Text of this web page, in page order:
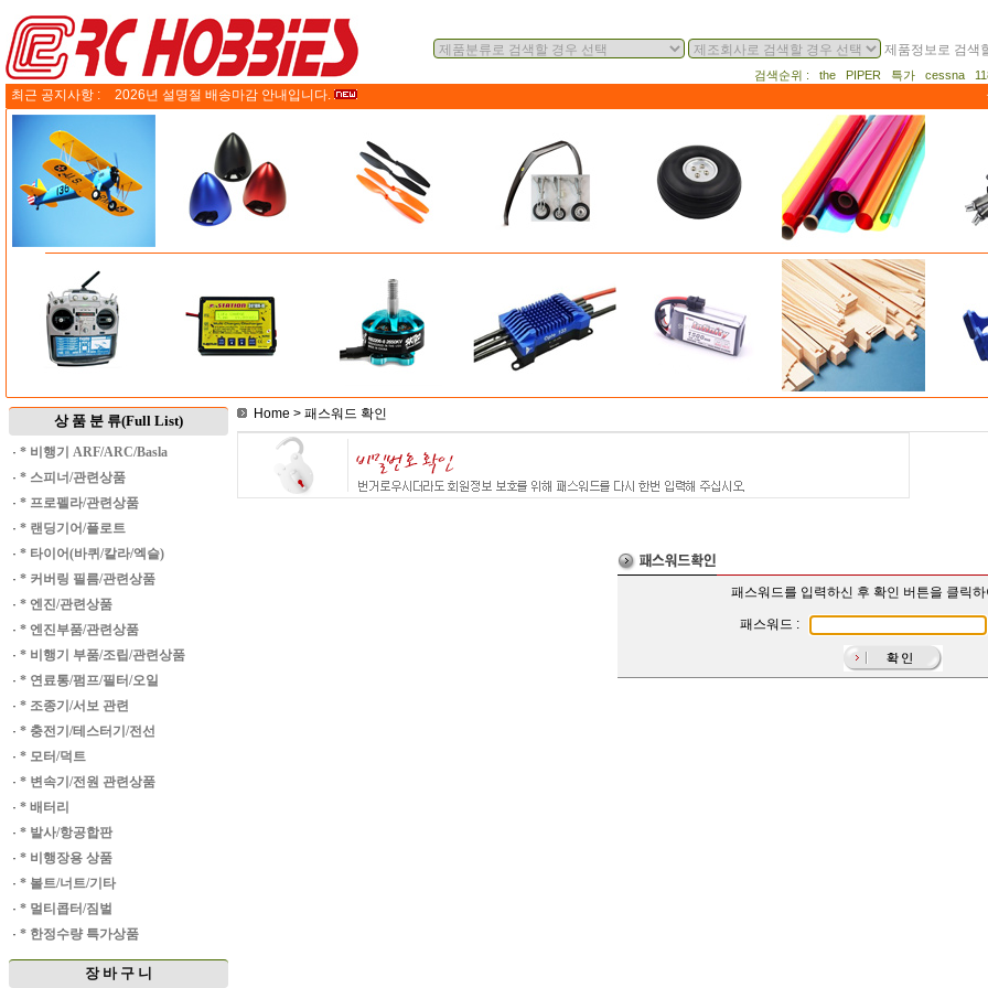
제품정보로 검색
검색순위 : the PIPER 특가 cessna
최근 공지사항 : 2026년 설명절 배송마감 안내입니다.
상 품 분 류(Full List)
· * 비행기 ARF/ARC/Basla
· * 스피너/관련상품
· * 프로펠라/관련상품
· * 랜딩기어/플로트
· * 타이어(바퀴/칼라/엑슬)
· * 커버링 필름/관련상품
· * 엔진/관련상품
· * 엔진부품/관련상품
· * 비행기 부품/조립/관련상품
· * 연료통/펌프/필터/오일
· * 조종기/서보 관련
· * 충전기/테스터기/전선
· * 모터/덕트
· * 변속기/전원 관련상품
· * 배터리
· * 발사/항공합판
· * 비행장용 상품
· * 볼트/너트/기타
· * 멀티콥터/짐벌
· * 한정수량 특가상품
장 바 구 니
Home > 패스워드 확인
패스워드를 입력하신 후 확인 버튼을 클릭
패스워드 :